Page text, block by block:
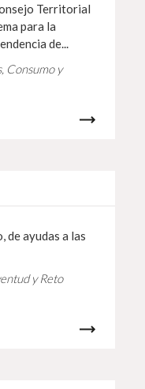
Territorial
para la
de...
Consumo y
de ayudas a las
y Reto